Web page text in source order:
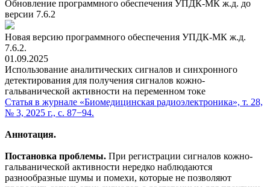
Обновление программного обеспечения УПДК-МК ж.д. до
версии 7.6.2
Новая версию программного обеспечения УПДК-МК ж.д.
7.6.2.
01.09.2025
Использование аналитических сигналов и синхронного
детектирования для получения сигналов кожно-
гальванической активности на переменном токе
Статья в журнале «Биомедицинская радиоэлектроника», т. 28,
№ 3, 2025 г., с. 87−94.
Аннотация.
Постановка проблемы. При регистрации сигналов кожно-
гальванической активности нередко наблюдаются
разнообразные шумы и помехи, которые не позволяют